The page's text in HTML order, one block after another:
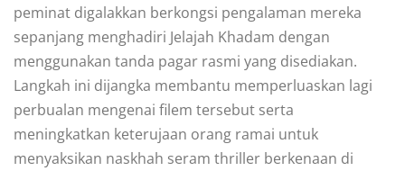
peminat digalakkan berkongsi pengalaman mereka
sepanjang menghadiri Jelajah Khadam dengan
menggunakan tanda pagar rasmi yang disediakan.
Langkah ini dijangka membantu memperluaskan lagi
perbualan mengenai filem tersebut serta
meningkatkan keterujaan orang ramai untuk
menyaksikan naskhah seram thriller berkenaan di